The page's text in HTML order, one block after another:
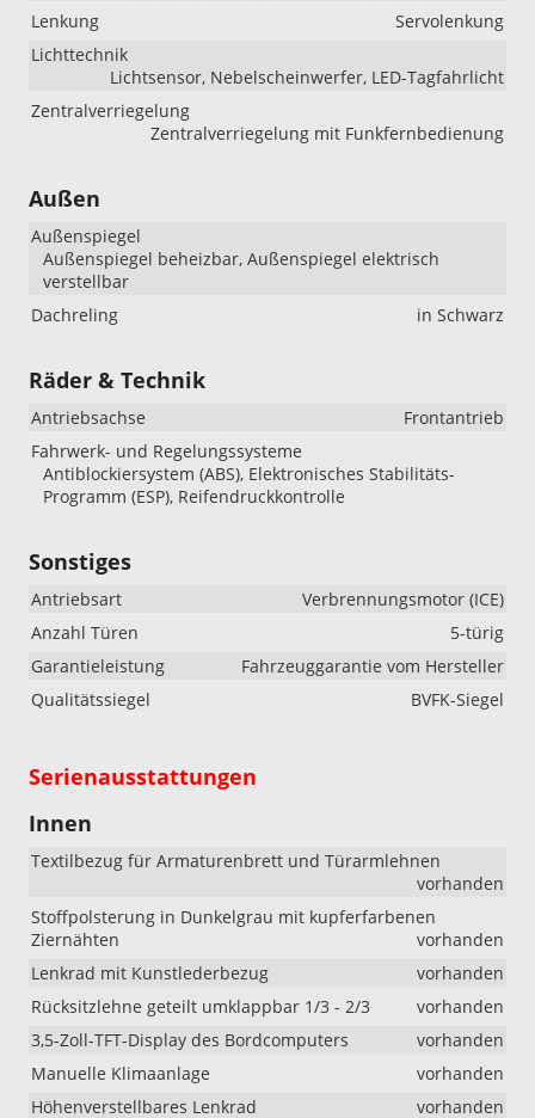
Lenkung
Servolenkung
Lichttechnik
Lichtsensor, Nebelscheinwerfer, LED-Tagfahrlicht
Zentralverriegelung
Zentralverriegelung mit Funkfernbedienung
Außen
Außenspiegel
Außenspiegel beheizbar, Außenspiegel elektrisch
verstellbar
Dachreling
in Schwarz
Räder & Technik
Antriebsachse
Frontantrieb
Fahrwerk- und Regelungssysteme
Antiblockiersystem (ABS), Elektronisches Stabilitäts-
Programm (ESP), Reifendruckkontrolle
Sonstiges
Antriebsart
Verbrennungsmotor (ICE)
Anzahl Türen
5-türig
Garantieleistung
Fahrzeuggarantie vom Hersteller
Qualitätssiegel
BVFK-Siegel
Serienausstattungen
Innen
Textilbezug für Armaturenbrett und Türarmlehnen
vorhanden
Stoffpolsterung in Dunkelgrau mit kupferfarbenen
Ziernähten
vorhanden
Lenkrad mit Kunstlederbezug
vorhanden
Rücksitzlehne geteilt umklappbar 1/3 - 2/3
vorhanden
3,5-Zoll-TFT-Display des Bordcomputers
vorhanden
Manuelle Klimaanlage
vorhanden
Höhenverstellbares Lenkrad
vorhanden